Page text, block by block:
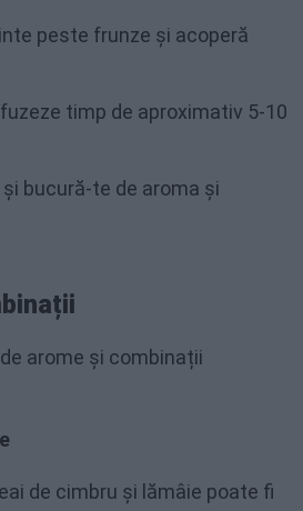
peste frunze și acoperă
timp de aproximativ 5-10
bucură-te de aroma și
arome și combinații
de cimbru și lămâie poate fi